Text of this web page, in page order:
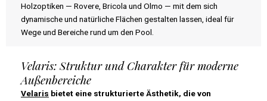
Holzoptiken — Rovere, Bricola und Olmo — mit dem sich
dynamische und natürliche Flächen gestalten lassen, ideal für
Wege und Bereiche rund um den Pool.
Velaris: Struktur und Charakter für moderne
Außenbereiche
Velaris bietet eine strukturierte Ästhetik, die von